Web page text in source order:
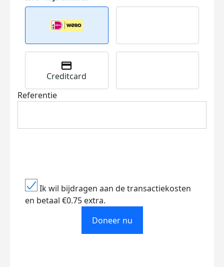
Creditcard
Referentie
Ik wil bijdragen aan de transactiekosten
en betaal €0.75 extra.
Doneer nu